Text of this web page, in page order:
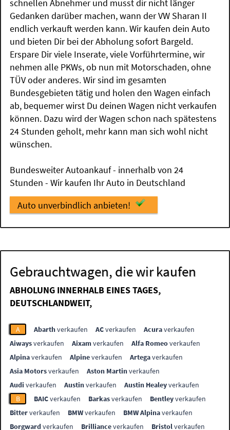
schnellen Abnehmer und musst dir nicht länger
Gedanken darüber machen, wann der VW Sharan II
endlich verkauft werden kann. Wir kaufen dein Auto
und bieten Dir bei der Abholung sofort Bargeld.
Erspare Dir viele Inserate, viele Vorführtermine, wir
nehmen alle PKWs, ob nun mit Motorschaden, ohne
TÜV oder anderes. Wir sind im gesamten
Bundesgebieten tätig und holen den Wagen einfach
ab, bequemer wirst Du deinen Wagen nicht verkaufen
können. Dazu wird der Wagen schon nach spätestens
24 Stunden geholt, mehr kann man sich wohl nicht
wünschen.
Bundesweiter Autoankauf - innerhalb von 24
Stunden - Wir kaufen Ihr Auto in Deutschland
Auto unverbindlich anbieten!
Gebrauchtwagen, die wir kaufen
ABHOLUNG INNERHALB EINES TAGES,
DEUTSCHLANDWEIT,
A Abarthverkaufen ACverkaufen Acuraverkaufen
Aiwaysverkaufen Aixamverkaufen Alfa Romeoverkaufen
Alpinaverkaufen Alpineverkaufen Artegaverkaufen
Asia Motorsverkaufen Aston Martinverkaufen
Audi verkaufen Austinverkaufen Austin Healeyverkaufen
B
BAICverkaufen Barkasverkaufen Bentleyverkaufen
Bitterverkaufen BMWverkaufen BMW Alpinaverkaufen
Borgwardverkaufen Brillianceverkaufen Bristolverkaufen